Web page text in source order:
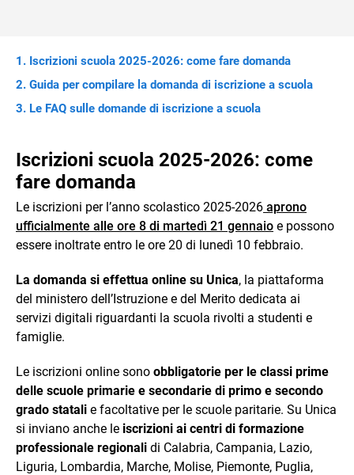
Iscrizioni scuola 2025-2026: come fare domanda
Guida per compilare la domanda di iscrizione a scuola
Le FAQ sulle domande di iscrizione a scuola
Iscrizioni scuola 2025-2026: come
fare domanda
Le iscrizioni per l’anno scolastico 2025-2026 aprono
ufficialmente alle ore 8 di martedì 21 gennaio e possono
essere inoltrate entro le ore 20 di lunedì 10 febbraio.
La domanda si effettua online su Unica, la piattaforma
del ministero dell’Istruzione e del Merito dedicata ai
servizi digitali riguardanti la scuola rivolti a studenti e
famiglie.
Le iscrizioni online sono obbligatorie per le classi prime
delle scuole primarie e secondarie di primo e secondo
grado statali e facoltative per le scuole paritarie. Su Unica
si inviano anche le iscrizioni ai centri di formazione
professionale regionali di Calabria, Campania, Lazio,
Liguria, Lombardia, Marche, Molise, Piemonte, Puglia,